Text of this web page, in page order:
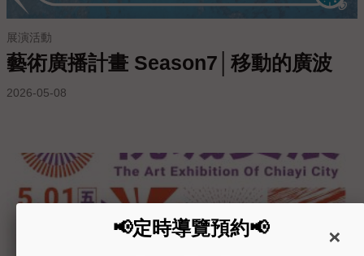
展演活動
藝術廣播計畫 Season7│移動的廣波
2026-05-08